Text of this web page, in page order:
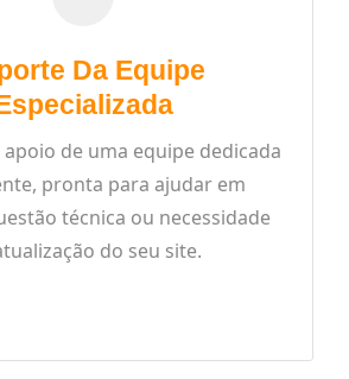
Da Equipe
de uma equipe dedicada
pronta para ajudar em
técnica ou necessidade
do seu site.